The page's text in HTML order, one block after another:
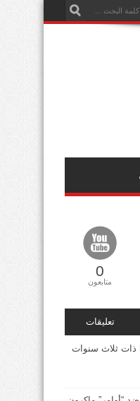
0
متابعون
تعليقات
ذات ثلاث سنوات